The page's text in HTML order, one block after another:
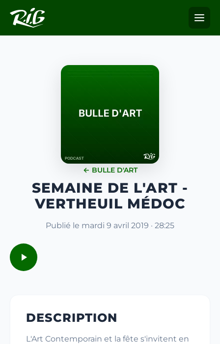
← BULLE D'ART
SEMAINE DE L'ART -
VERTHEUIL MÉDOC
Publié le mardi 9 avril 2019 · 28:25
DESCRIPTION
L'Art Contemporain et la fête s'invitent en